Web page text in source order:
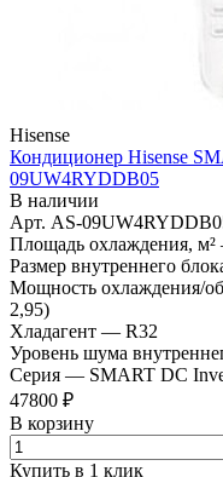
Hisense
Кондиционер Hisense
09UW4RYDDB05
В наличии
Арт. AS-
Площадь охлаждения, м²
Размер внутреннего
Мощность охлаждения/
2,95)
Хладагент — R32
Уровень шума
Серия — SMART DC
47800 ₽
В корзину
Купить в 1 клик